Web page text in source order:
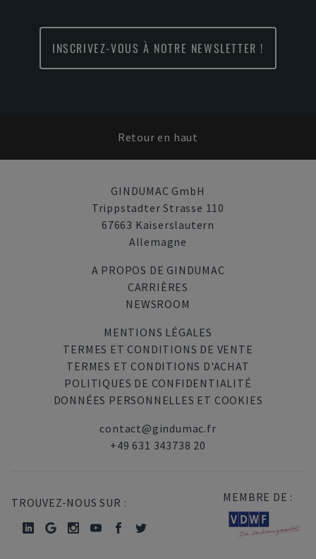
INSCRIVEZ-VOUS À NOTRE NEWSLETTER !
Retour en haut
GINDUMAC GmbH
Trippstadter Strasse 110
67663 Kaiserslautern
Allemagne
A PROPOS DE GINDUMAC
CARRIÈRES
NEWSROOM
MENTIONS LÉGALES
TERMES ET CONDITIONS DE VENTE
TERMES ET CONDITIONS D'ACHAT
POLITIQUES DE CONFIDENTIALITÉ
DONNÉES PERSONNELLES ET COOKIES
contact@gindumac.fr
+49 631 343738 20
TROUVEZ-NOUS SUR : MEMBRE DE :